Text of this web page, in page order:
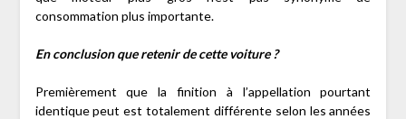
consommation plus importante.
En conclusion que retenir de cette voiture ?
Premièrement que la finition à l’appellation pourtant
identique peut est totalement différente selon les années